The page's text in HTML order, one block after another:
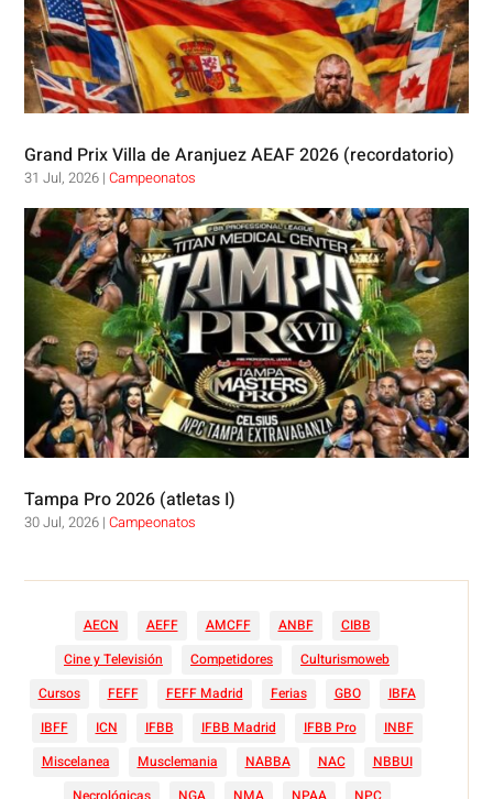
Grand Prix Villa de Aranjuez AEAF 2026 (recordatorio)
31 Jul, 2026 |Campeonatos
Tampa Pro 2026 (atletas I)
30 Jul, 2026 |Campeonatos
AECN AEFF AMCFF ANBF
CIBB
Cine y Televisión
Competidores
Culturismoweb
Cursos
FEFF FEFF Madrid Ferias GBO
IBFA
IBFF
ICN IFBB IFBB Madrid IFBB Pro
INBF
Miscelanea
Musclemania NABBA NAC
NBBUI